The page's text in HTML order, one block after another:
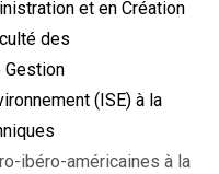
et en Création
des
Gestion
(ISE) à la
ibéro-américaines à la